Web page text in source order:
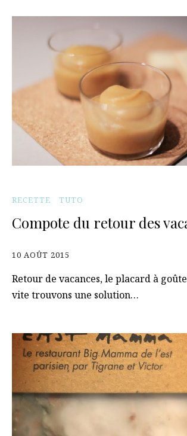
RECETTE TUTO
Compote du retour des
10 AOÛT 2015
Retour de vacances, le placard à
vite trouvons une solution…